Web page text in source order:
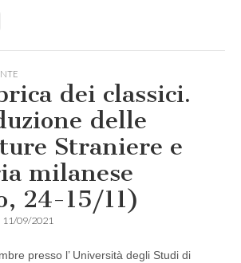
dei classici.
delle
Straniere e
milanese
24-15/11)
11/09/2021
presso l’ Università degli Studi di